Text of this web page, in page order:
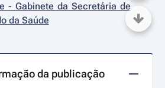
- Gabinete da Secretária de
da Saúde
da publicação